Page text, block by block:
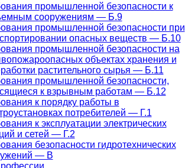
промышленной безопасности к
сооружениям — Б.9
промышленной безопасности при
опасных веществ — Б.10
промышленной безопасности на
объектах хранения и
растительного сырья — Б.11
промышленной безопасности,
к взрывным работам — Б.12
к порядку работы в
потребителей — Г.1
к эксплуатации электрических
и сетей — Г.2
безопасности гидротехнических
— В